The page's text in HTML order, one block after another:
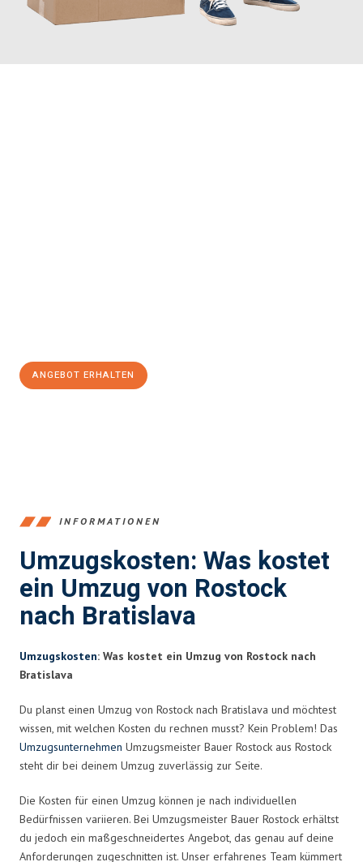
ANGEBOT ERHALTEN
INFORMATIONEN
Umzugskosten: Was kostet
ein Umzug von Rostock
nach Bratislava
Umzugskosten: Was kostet ein Umzug von Rostock nach
Bratislava
Du planst einen Umzug von Rostock nach Bratislava und möchtest
wissen, mit welchen Kosten du rechnen musst? Kein Problem! Das
Umzugsunternehmen Umzugsmeister Bauer Rostock aus Rostock
steht dir bei deinem Umzug zuverlässig zur Seite.
Die Kosten für einen Umzug können je nach individuellen
Bedürfnissen variieren. Bei Umzugsmeister Bauer Rostock erhältst
du jedoch ein maßgeschneidertes Angebot, das genau auf deine
Anforderungen zugeschnitten ist. Unser erfahrenes Team kümmert